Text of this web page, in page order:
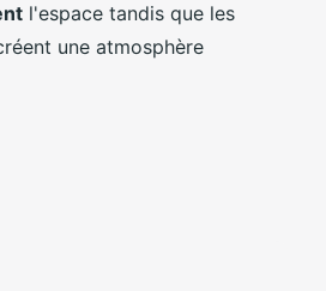
l'espace tandis que les
une atmosphère